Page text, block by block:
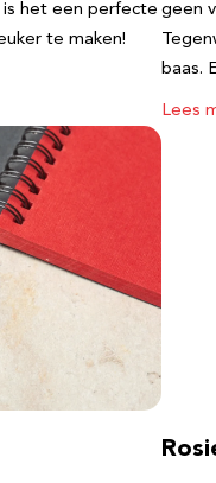
is het een perfecte
te maken!
geen
baas.
Lees